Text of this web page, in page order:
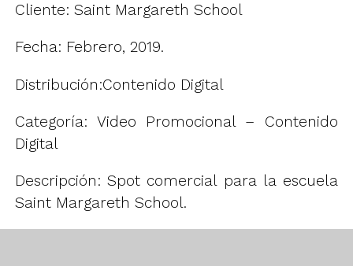
Cliente: Saint Margareth School
Fecha: Febrero, 2019.
Distribución:Contenido Digital
Categoría: Video Promocional – Contenido
Digital
Descripción: Spot comercial para la escuela
Saint Margareth School.